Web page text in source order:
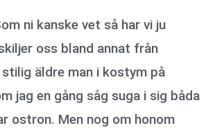
ni kanske vet så har vi ju
oss bland annat från
stilig äldre man i kostym på
jag en gång såg suga i sig båda
ostron. Men nog om honom